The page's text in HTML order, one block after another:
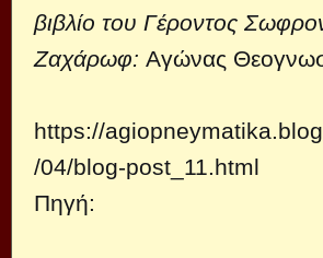
βιβλίο του Γέροντος
Ζαχάρωφ: Αγώνας
https://
/04/blog-post_11.html
Πηγή: